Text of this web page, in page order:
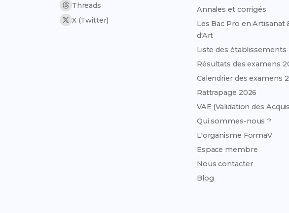
Threads
X (Twitter)
Annales et corrigés
Les Bac Pro en Artisanat
d'Art
Liste des établissements
Résultats des examens
Calendrier des examens
Rattrapage 2026
VAE (Validation des
Qui sommes-nous ?
L'organisme FormaV
Espace membre
Nous contacter
Blog